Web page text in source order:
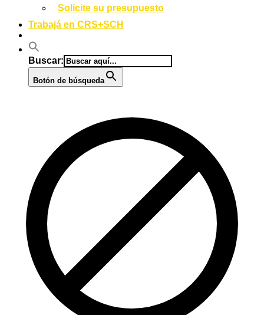
Solicite su presupuesto
Trabajá en CRS+SCH
Buscar:
Botón de búsqueda